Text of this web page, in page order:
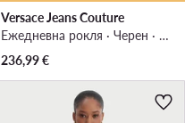
Versace Jeans Couture
Ежедневна рокля · Черен · Мини
236,99€